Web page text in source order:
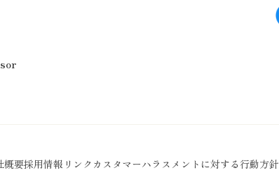
概要採用情報 リンク カスタマーハラスメントに対する行動方針